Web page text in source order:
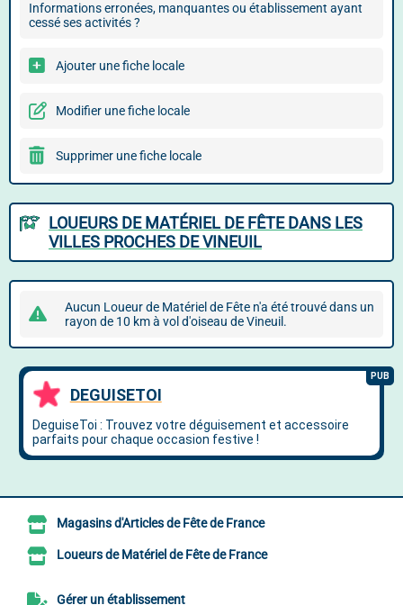
Informations erronées, manquantes ou établissement ayant
cessé ses activités ?
Ajouter une fiche locale
Modifier une fiche locale
Supprimer une fiche locale
LOUEURS DE MATÉRIEL DE FÊTE DANS LES
VILLES PROCHES DE VINEUIL
Aucun Loueur de Matériel de Fête n'a été trouvé dans un
rayon de 10 km à vol d'oiseau de Vineuil.
Magasins d'Articles de Fête de France
Loueurs de Matériel de Fête de France
Gérer un établissement